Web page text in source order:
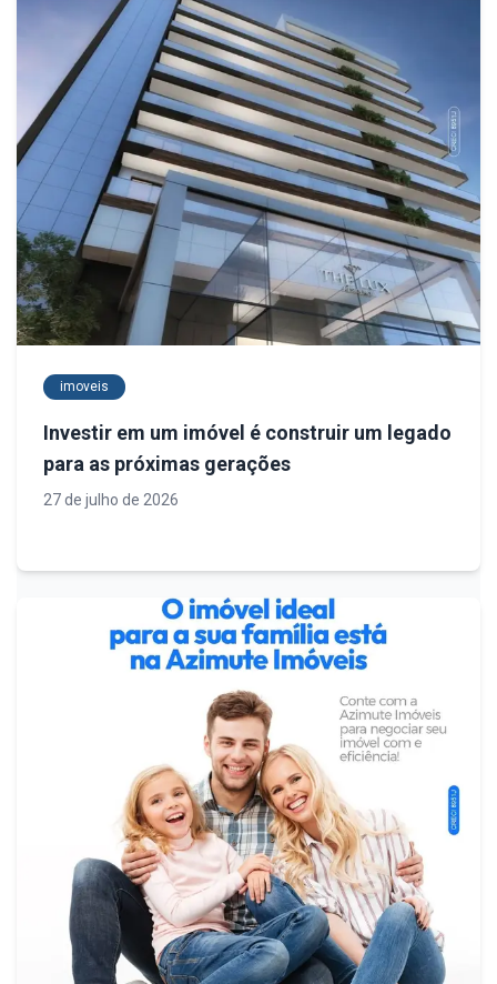
imoveis
Investir em um imóvel é construir um legado
para as próximas gerações
27 de julho de 2026